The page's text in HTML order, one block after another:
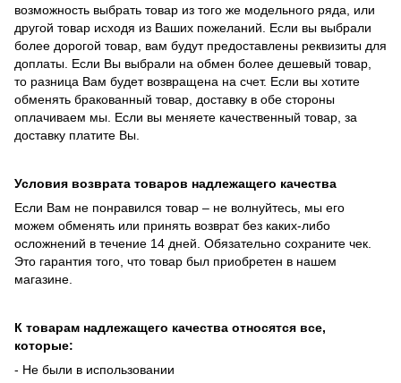
возможность выбрать товар из того же модельного ряда, или
другой товар исходя из Ваших пожеланий. Если вы выбрали
более дорогой товар, вам будут предоставлены реквизиты для
доплаты. Если Вы выбрали на обмен более дешевый товар,
то разница Вам будет возвращена на счет. Если вы хотите
обменять бракованный товар, доставку в обе стороны
оплачиваем мы. Если вы меняете качественный товар, за
доставку платите Вы.
Условия возврата товаров надлежащего качества
Если Вам не понравился товар – не волнуйтесь, мы его
можем обменять или принять возврат без каких-либо
осложнений в течение 14 дней. Обязательно сохраните чек.
Это гарантия того, что товар был приобретен в нашем
магазине.
К товарам надлежащего качества относятся все,
которые:
- Не были в использовании